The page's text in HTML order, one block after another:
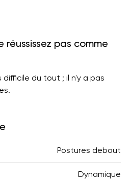
réussissez pas comme
difficile du tout ; il n'y a pas
Postures debout
Dynamique